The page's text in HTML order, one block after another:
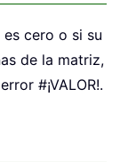
cero o si su
de la matriz,
#¡VALOR!.